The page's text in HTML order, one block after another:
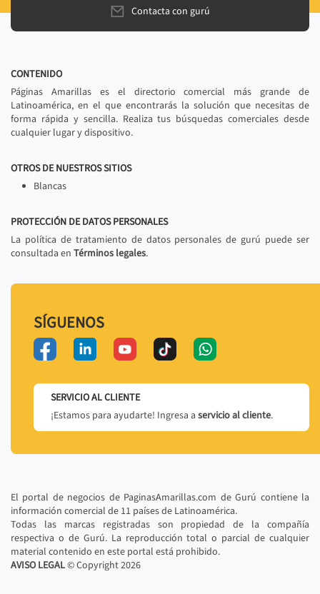
Contacta con gurú
CONTENIDO
Páginas Amarillas es el directorio comercial más grande de
Latinoamérica, en el que encontrarás la solución que necesitas de
forma rápida y sencilla. Realiza tus búsquedas comerciales desde
cualquier lugar y dispositivo.
OTROS DE NUESTROS SITIOS
Blancas
PROTECCIÓN DE DATOS PERSONALES
La política de tratamiento de datos personales de gurú puede ser
consultada en Términos legales.
SÍGUENOS
SERVICIO AL CLIENTE
¡Estamos para ayudarte! Ingresa a servicio al cliente.
El portal de negocios de PaginasAmarillas.com de Gurú contiene la
información comercial de 11 países de Latinoamérica.
Todas las marcas registradas son propiedad de la compañía
respectiva o de Gurú. La reproducción total o parcial de cualquier
material contenido en este portal está prohibido.
AVISO LEGAL© Copyright2026